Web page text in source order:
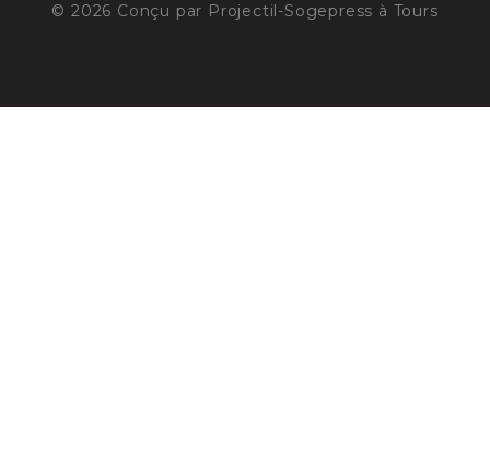
© 2026 Conçu par Projectil-Sogepress à Tours